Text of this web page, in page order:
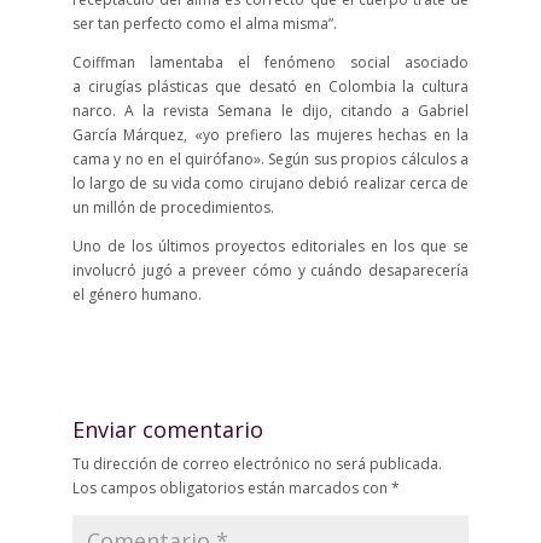
ser tan perfecto como el alma misma”.
Coiffman lamentaba el fenómeno social asociado
a cirugías plásticas que desató en Colombia la cultura
narco. A la revista Semana le dijo, citando a Gabriel
García Márquez, «yo prefiero las mujeres hechas en la
cama y no en el quirófano». Según sus propios cálculos a
lo largo de su vida como cirujano debió realizar cerca de
un millón de procedimientos.
Uno de los últimos proyectos editoriales en los que se
involucró jugó a preveer cómo y cuándo desaparecería
el género humano.
Enviar comentario
Tu dirección de correo electrónico no será publicada.
Los campos obligatorios están marcados con *